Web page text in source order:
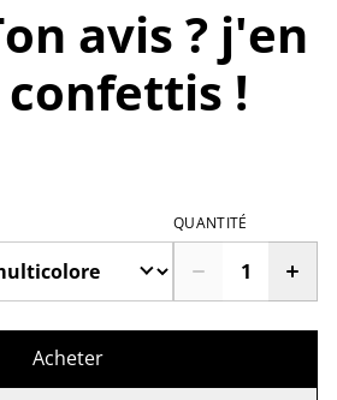
avis ? j'en
!
QUANTITÉ
Acheter